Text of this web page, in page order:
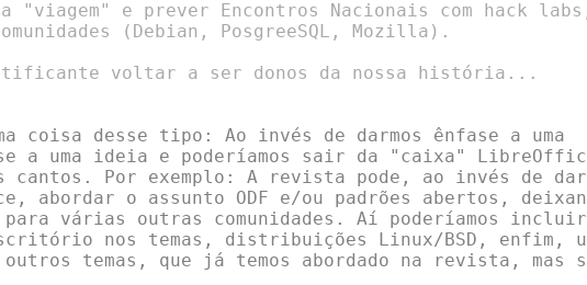
"viagem" e prever Encontros Nacionais com hack
(Debian, PosgreeSQL, Mozilla).
voltar a ser donos da nossa história...
coisa desse tipo: Ao invés de darmos ênfase a uma
a uma ideia e poderíamos sair da "caixa"
cantos. Por exemplo: A revista pode, ao invés de dar
abordar o assunto ODF e/ou padrões abertos,
várias outras comunidades. Aí poderíamos incluir
nos temas, distribuições Linux/BSD, enfim,
outros temas, que já temos abordado na revista, mas